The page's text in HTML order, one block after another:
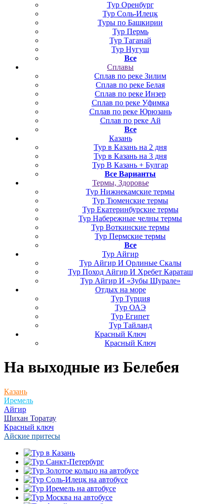
Тур Оренбург
Тур Соль-Илецк
Туры по Башкирии
Тур Пермь
Тур Таганай
Тур Нугуш
Все
Сплавы
Сплав по реке Зилим
Сплав по реке Белая
Сплав по реке Инзер
Сплав по реке Уфимка
Сплав по реке Юрюзань
Сплав по реке Ай
Все
Казань
Тур в Казань на 2 дня
Тур в Казань на 3 дня
Тур В Казань + Булгар
Все Варианты
Термы, Здоровье
Тур Нижнекамские термы
Тур Тюменские термы
Тур Екатеринбурские термы
Тур Набережные челны термы
Тур Воткинские термы
Тур Пермские термы
Все
Тур Айгир
Тур Айгир И Орлиные Скалы
Тур Поход Айгир И Хребет Караташ
Тур Айгир И «Зубы Шурале»
Отдых на море
Тур Турция
Тур ОАЭ
Тур Египет
Тур Тайланд
Красный Ключ
Красный Ключ
На выходные из Белебея
Казань
Иремель
Айгир
Шихан Торатау
Красный ключ
Айские притесы